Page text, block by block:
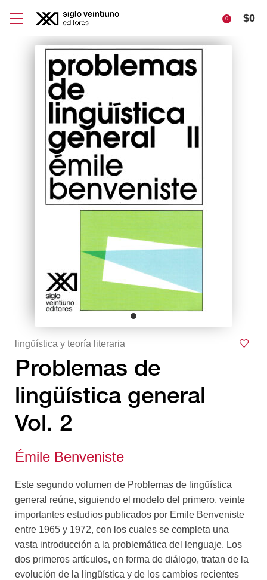
0 $0
lingüística y teoría literaria
Problemas de
lingüística general
Vol. 2
Émile Benveniste
Este segundo volumen de Problemas de lingüística
general reúne, siguiendo el modelo del primero, veinte
importantes estudios publicados por Emile Benveniste
entre 1965 y 1972, con los cuales se completa una
vasta introducción a la problemática del lenguaje. Los
dos primeros artículos, en forma de diálogo, tratan de la
evolución de la lingüística y de los cambios recientes